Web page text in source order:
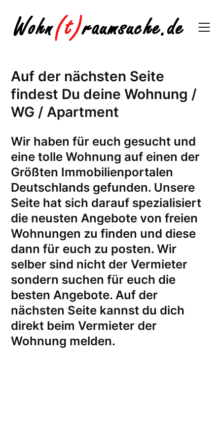
content
Auf der nächsten Seite
findest Du deine Wohnung /
WG / Apartment
Wir haben für euch gesucht und
eine tolle Wohnung auf einen der
Größten Immobilienportalen
Deutschlands gefunden. Unsere
Seite hat sich darauf spezialisiert
die neusten Angebote von freien
Wohnungen zu finden und diese
dann für euch zu posten. Wir
selber sind nicht der Vermieter
sondern suchen für euch die
besten Angebote. Auf der
nächsten Seite kannst du dich
direkt beim Vermieter der
Wohnung melden.